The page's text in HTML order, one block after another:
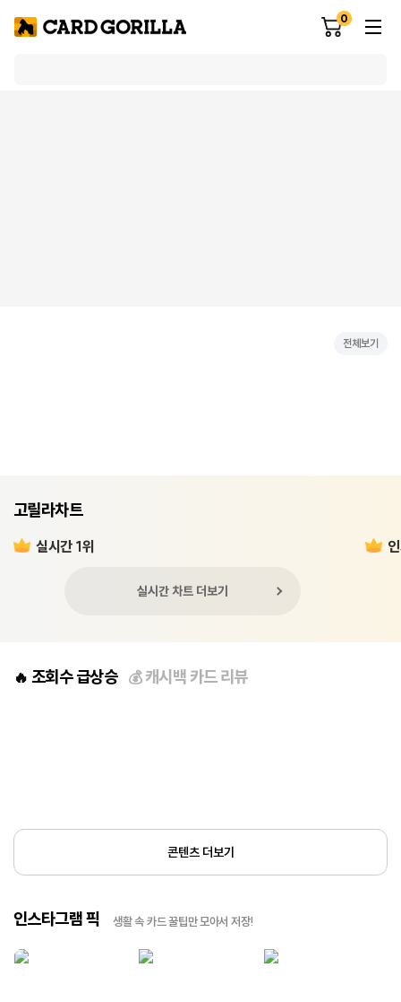
0
전체보기
고릴라차트
실시간 1위
실시간 차트 더보기
🔥 조회수 급상승 💰캐시백 카드 리뷰
콘텐츠 더보기
인스타그램 픽 생활 속 카드 꿀팁만 모아서 저장!